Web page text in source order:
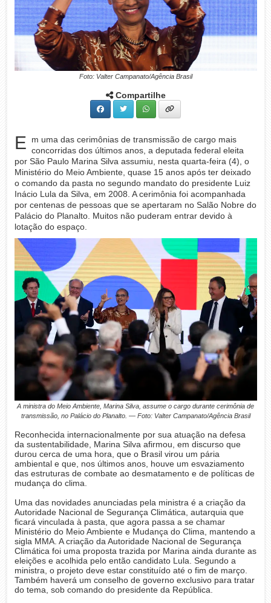
Foto: Valter Campanato/Agência Brasil
Compartilhe
E
m uma das cerimônias de transmissão de cargo mais
concorridas dos últimos anos, a deputada federal eleita
por São Paulo Marina Silva assumiu, nesta quarta-feira (4), o
Ministério do Meio Ambiente, quase 15 anos após ter deixado
o comando da pasta no segundo mandato do presidente Luiz
Inácio Lula da Silva, em 2008. A cerimônia foi acompanhada
por centenas de pessoas que se apertaram no Salão Nobre do
Palácio do Planalto. Muitos não puderam entrar devido à
lotação do espaço.
A ministra do Meio Ambiente, Marina Silva, assume o cargo durante cerimônia de
transmissão, no Palácio do Planalto. — Foto: Valter Campanato/Agência Brasil
Reconhecida internacionalmente por sua atuação na defesa
da sustentabilidade, Marina Silva afirmou, em discurso que
durou cerca de uma hora, que o Brasil virou um pária
ambiental e que, nos últimos anos, houve um esvaziamento
das estruturas de combate ao desmatamento e de políticas de
mudança do clima.
Uma das novidades anunciadas pela ministra é a criação da
Autoridade Nacional de Segurança Climática, autarquia que
ficará vinculada à pasta, que agora passa a se chamar
Ministério do Meio Ambiente e Mudança do Clima, mantendo a
sigla MMA. A criação da Autoridade Nacional de Segurança
Climática foi uma proposta trazida por Marina ainda durante as
eleições e acolhida pelo então candidato Lula. Segundo a
ministra, o projeto deve estar constituído até o fim de março.
Também haverá um conselho de governo exclusivo para tratar
do tema, sob comando do presidente da República.